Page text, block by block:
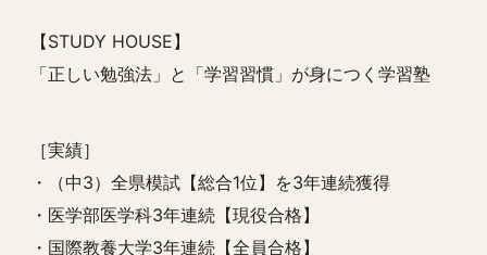
【STUDY HOUSE】
「正しい勉強法」と「学習習慣」が身につく学習塾
［実績］
・（中3）全県模試【総合1位】を3年連続獲得
・医学部医学科3年連続【現役合格】
・国際教養大学3年連続【全員合格】